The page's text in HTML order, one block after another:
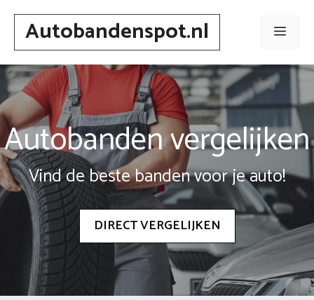
Spring
inhoudAutobandenspot.nl Menu
Autobanden vergelijken
Vind de beste banden voor je auto!
DIRECT VERGELIJKEN